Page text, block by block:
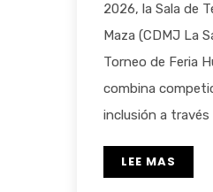
2026, la Sala de
Maza (CDMJ La
Torneo de Feria
combina
inclusión a través
LEE MAS